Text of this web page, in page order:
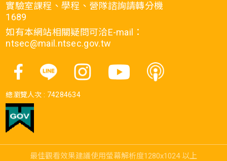
實驗室課程、學程、營隊諮詢請轉分機
1689
如有本網站相關疑問可洽E-mail：
ntsec@mail.ntsec.gov.tw
總瀏覽人次 : 74284634
最佳觀看效果建議使用螢幕解析度1280x1024 以上